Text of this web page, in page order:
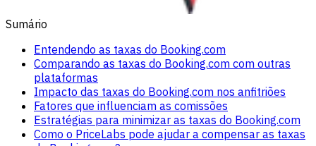
Sumário
Entendendo as taxas do Booking.com
Comparando as taxas do Booking.com com outras
plataformas
Impacto das taxas do Booking.com nos anfitriões
Fatores que influenciam as comissões
Estratégias para minimizar as taxas do Booking.com
Como o PriceLabs pode ajudar a compensar as taxas